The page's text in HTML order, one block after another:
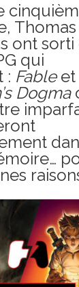
ont sorti
qui
: Fableet
Dogma